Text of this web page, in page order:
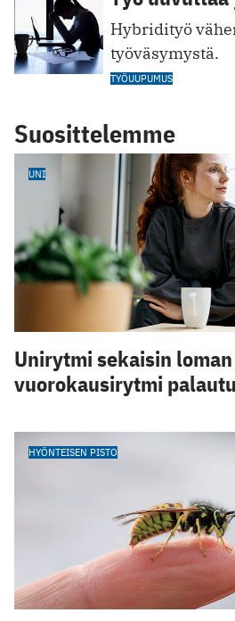
Hybridityö
työväsymystä.
TYÖUUPUMUS
Suosittelemme
UNI
Unirytmi sekaisin
vuorokausirytmi
HYÖNTEISEN PISTO